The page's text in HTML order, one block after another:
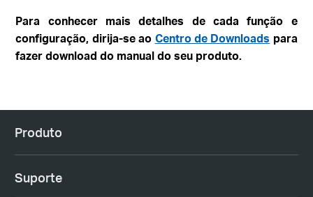
Para conhecer mais detalhes de cada função e
configuração, dirija-se ao Centro de Downloads para
fazer download do manual do seu produto.
Produto
Suporte